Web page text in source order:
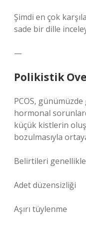
Şimdi en çok
sade bir dille
—
Polikistik
PCOS,
hormonal
küçük kistlerin
bozulmasıyla
Belirtileri
Adet düzensizliği
Aşırı tüylenme